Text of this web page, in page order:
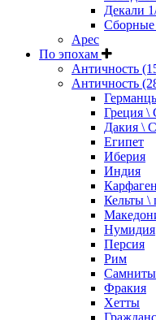
Декали
Сборные
Арес
По эпохам
Античность
Античность
Греция \
Дакия \
Египет
Иберия
Индия
Карфаген
Кельты \
Нумидия
Персия
Рим
Самниты
Фракия
Хетты